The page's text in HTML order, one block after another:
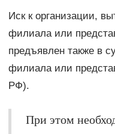
Иск к организации,
филиала или
предъявлен также в
филиала или
РФ).
При этом